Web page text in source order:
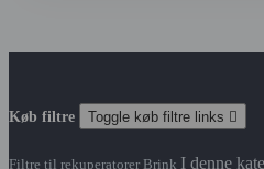
Køb filtre Toggle køb filtre links 
Filtre til rekuperatorer Brink I denne